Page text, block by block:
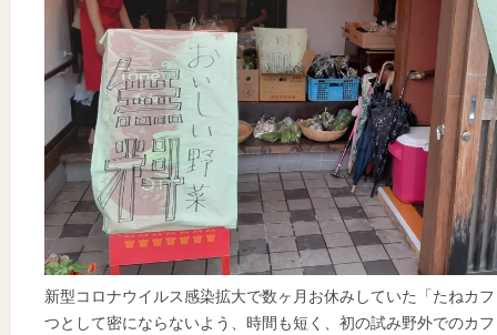
新型コロナウイルス感染拡大で数ヶ月お休みしていた「たねカ
つとして密にならないよう、時間も短く、初の試み野外でのカ